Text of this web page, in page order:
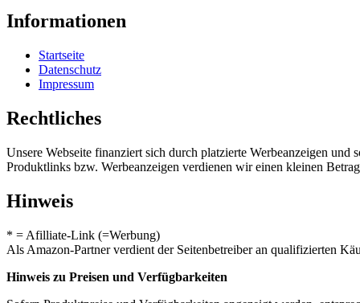
Informationen
Startseite
Datenschutz
Impressum
Rechtliches
Unsere Webseite finanziert sich durch platzierte Werbeanzeigen
Produktlinks bzw. Werbeanzeigen verdienen wir einen kleinen
Hinweis
* = Afilliate-Link (=Werbung)
Als Amazon-Partner verdient der Seitenbetreiber an qualifizierten
Hinweis zu Preisen und Verfügbarkeiten